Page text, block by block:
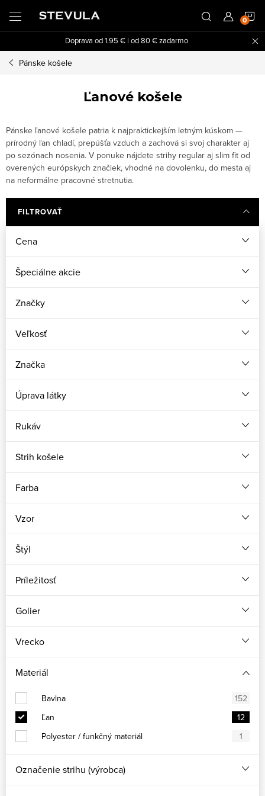
obsah
Doprava od 1.95 € | od 80 € zadarmo
Pánske košele
Ľanové košele
Pánske ľanové košele patria k najpraktickejším letným kúskom —
prírodný ľan chladí, prepúšťa vzduch a zachová si svoj charakter aj
po sezónach nosenia. V ponuke nájdete strihy regular aj slim fit od
overených európskych značiek, vhodné na dovolenku, do mesta aj
na neformálne pracovné stretnutia.
FILTROVAŤ
Cena
Špeciálne akcie
Značky
Veľkosť
Značka
Úprava látky
Rukáv
Strih košele
Farba
Vzor
Štýl
Príležitosť
Golier
Vrecko
Materiál
Bavlna
152
Ľan
12
Polyester / funkčný materiál
1
Označenie strihu (výrobca)